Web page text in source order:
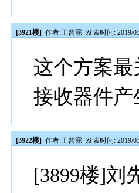
[3921楼] 作者:王普霖 发表时间: 2019/
这个方案
接收器件
[3922楼] 作者:王普霖 发表时间: 2019/
[3899楼]刘